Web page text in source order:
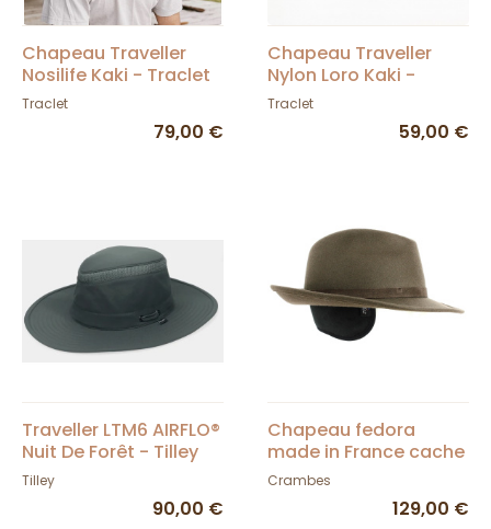
Chapeau Traveller
Nosilife Kaki - Traclet
Traclet
79,00 €
Chapeau Traveller
Nylon Loro Kaki -
Traclet
Traclet
59,00 €
Traveller LTM6 AIRFLO®
Nuit De Forêt - Tilley
Tilley
90,00 €
Chapeau fedora
made in France cache
oreille olive
Crambes
129,00 €